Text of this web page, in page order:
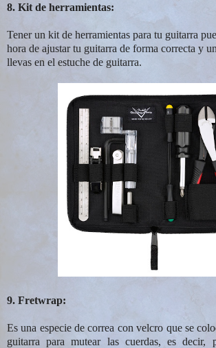
8. Kit de herramientas:
Tener un kit de herramientas para tu guitarra
hora de ajustar tu guitarra de forma correcta y
llevas en el estuche de guitarra.
9. Fretwrap:
Es una especie de correa con velcro que se
guitarra para mutear las cuerdas, es decir,